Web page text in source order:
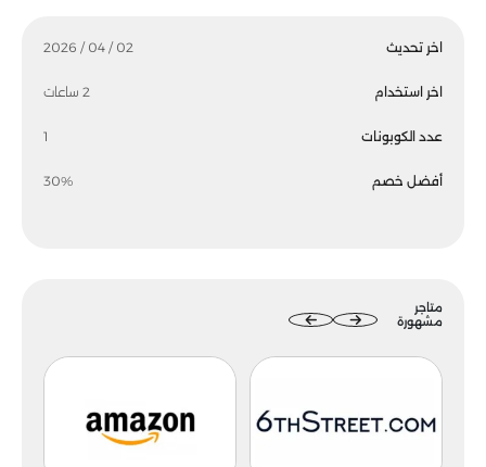
اخر تحديث 02 / 04 / 2026
اخر استخدام 2 ساعات
عدد الكوبونات 1
أفضل خصم 30%
متاجر
مشهورة